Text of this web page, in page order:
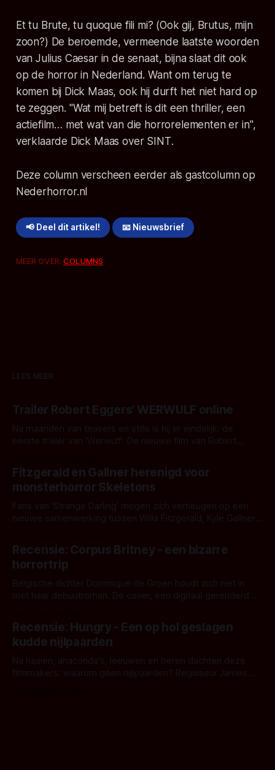
Et tu Brute, tu quoque fili mi? (Ook gij, Brutus, mijn
zoon?) De beroemde, vermeende laatste woorden
van Julius Caesar in de senaat, bijna slaat dit ook
op de horror in Nederland. Want om terug te
komen bij Dick Maas, ook hij durft het niet hard op
te zeggen. "Wat mij betreft is dit een thriller, een
actiefilm… met wat van die horrorelementen er in",
verklaarde Dick Maas over SINT.
Deze column verscheen eerder als gastcolumn op
Nederhorror.nl
📢 Deel dit artikel! 📧 Nieuwsbrief
MEER OVER:COLUMNS
LEES MEER
Trailer Robert Eggers' WERWULF online
Na maanden van teasers en stills is hij er eindelijk: de
eerste trailer van 'Werwulf'. De nieuwe film van Robert
kille stijl vol folklore en mythe. Het topic deze keer is (kon
het het al raden?)... de weerwolf. Kijk je mee?
Fitzgerald en Gallner herenigd voor
monsterhorror Skeletons
Fans van 'Strange Darling' mogen zich verheugen op een
nieuwe samenwerking tussen Willa Fitzgerald, Kyle Gallner
'Skeletons', een nieuwe creature feature waarvoor de
opnames zijn gestart in Australië.
Recensie: Corpus Britney - een bizarre
horrortrip
Belgische dichter Dominique de Groen houdt zich niet in
met haar debuutroman. De cover, een digitaal gerenderd en
achtergrond, belooft iets kleurrijks maar onheilspellends,
iets ongrijpbaars. En dat maakt De Groen met ieder woord
waar.
Recensie: Hungry - Een op hol geslagen
kudde nijlpaarden
Na haaien, anaconda's, leeuwen en beren dachten deze
filmmakers: waarom geen nijlpaarden? Regisseur James